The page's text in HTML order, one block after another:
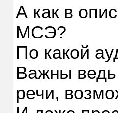
А как в
МСЭ?
По какой
Важны
речи,